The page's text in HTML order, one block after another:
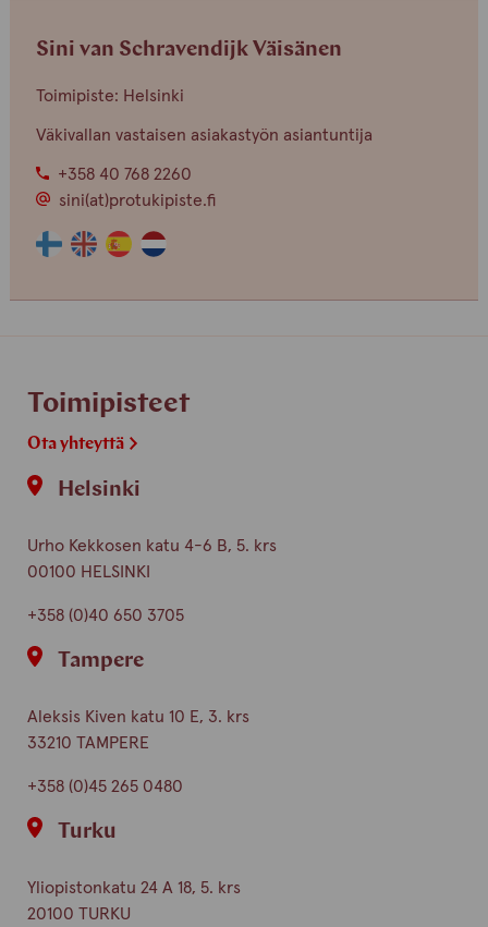
Sini van Schravendijk Väisänen
Toimipiste: Helsinki
Väkivallan vastaisen asiakastyön asiantuntija
+358 40 768 2260
sini(at)protukipiste.fi
Henkilön
kieli
Henkilön
kieli
Henkilön
kieli
Henkilön
kieli
Toimipisteet
Ota yhteyttä
Helsinki
Urho Kekkosen katu 4-6 B, 5. krs
00100 HELSINKI
+358 (0)40 650 3705
Tampere
Aleksis Kiven katu 10 E, 3. krs
33210 TAMPERE
+358 (0)45 265 0480
Turku
Yliopistonkatu 24 A 18, 5. krs
20100 TURKU